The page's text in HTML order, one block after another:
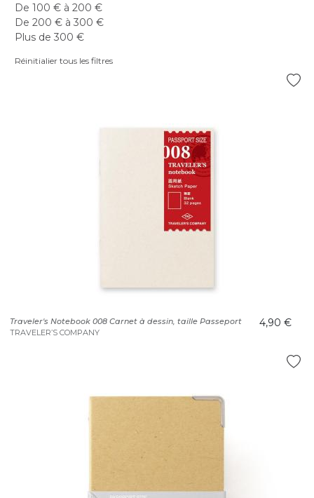
De 100 € à 200 €
De 200 € à 300 €
Plus de 300 €
Réinitialier tous les filtres
Traveler's Notebook 008 Carnet à dessin, taille Passeport
TRAVELER’S COMPANY
4,90 €